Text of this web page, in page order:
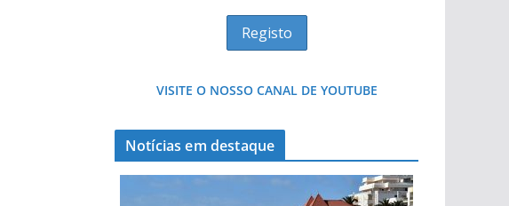
VISITE O NOSSO CANAL DE YOUTUBE
Notícias em destaque